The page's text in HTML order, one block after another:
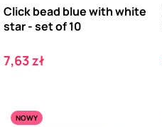
Click bead blue with white
star - set of 10
Cena
7,63 zł
NOWY